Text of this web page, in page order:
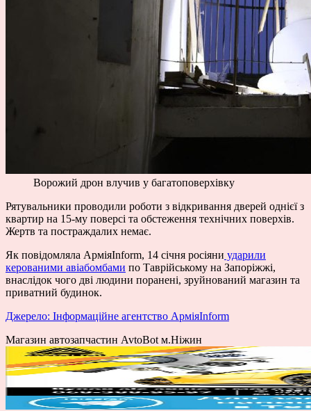
Ворожий дрон влучив у багатоповерхівку
Рятувальники проводили роботи з відкривання дверей однієї з
квартир на 15-му поверсі та обстеження технічних поверхів.
Жертв та постраждалих немає.
Як повідомляла АрміяInform, 14 січня росіяни ударили
керованими авіабомбами по Таврійському на Запоріжжі,
внаслідок чого дві людини поранені, зруйнований магазин та
приватний будинок.
Джерело: Інформаційне агентство АрміяInform
Магазин автозапчастин AvtoBot м.Ніжин